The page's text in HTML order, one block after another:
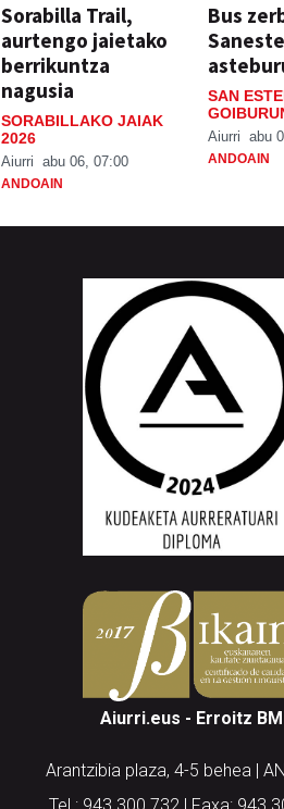
Sorabilla Trail,
aurtengo jaietako
berrikuntza
nagusia
SORABILLAKO JAIAK
2026
Aiurri abu 06, 07:00
ANDOAIN
Bus
SAN
Aiurri abu
ANDOAIN
Aiurri.eus - Erroitz BM
Arantzibia plaza, 4-5 behea |